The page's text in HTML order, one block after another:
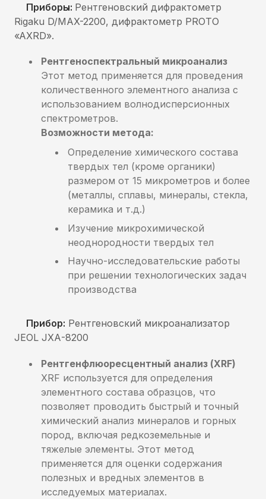
Приборы: Рентгеновский дифрактометр
Rigaku D/MAX-2200, дифрактометр PROTO
«AXRD».
Рентгеноспектральный микроанализ
Этот метод применяется для проведения
количественного элементного анализа с
использованием волнодисперсионных
спектрометров.
Возможности метода:
Определение химического состава
твердых тел (кроме органики)
размером от 15 микрометров и более
(металлы, сплавы, минералы, стекла,
керамика и т.д.)
Изучение микрохимической
неоднородности твердых тел
Научно-исследовательские работы
при решении технологических задач
производства
Прибор: Рентгеновский микроанализатор
JEOL JXA-8200
Рентгенфлюоресцентный анализ (XRF)
XRF используется для определения
элементного состава образцов, что
позволяет проводить быстрый и точный
химический анализ минералов и горных
пород, включая редкоземельные и
тяжелые элементы. Этот метод
применяется для оценки содержания
полезных и вредных элементов в
исследуемых материалах.